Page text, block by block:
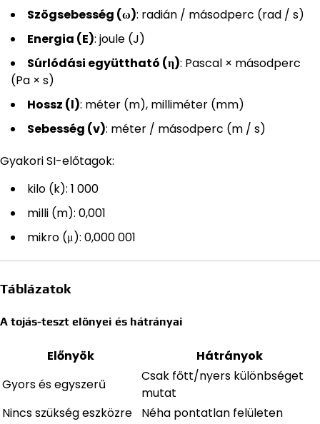
Szögsebesség (ω): radián / másodperc (rad / s)
Energia (E): joule (J)
Súrlódási együttható (η): Pascal × másodperc
(Pa × s)
Hossz (l): méter (m), milliméter (mm)
Sebesség (v): méter / másodperc (m / s)
Gyakori SI-előtagok:
kilo (k): 1 000
milli (m): 0,001
mikro (μ): 0,000 001
Táblázatok
A tojás-teszt előnyei és hátrányai
Előnyök
Hátrányok
Gyors és egyszerű
Csak főtt/nyers különbséget
mutat
Nincs szükség eszközre
Néha pontatlan felületen